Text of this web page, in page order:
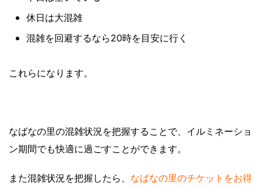
休日は大混雑
混雑を回避するなら20時を目安に行く
これらになります。
なばなの里の混雑状況を把握することで、イルミネーショ
ン期間でも快適に過ごすことができます。
また混雑状況を把握したら、 なばなの里のチケットをお得